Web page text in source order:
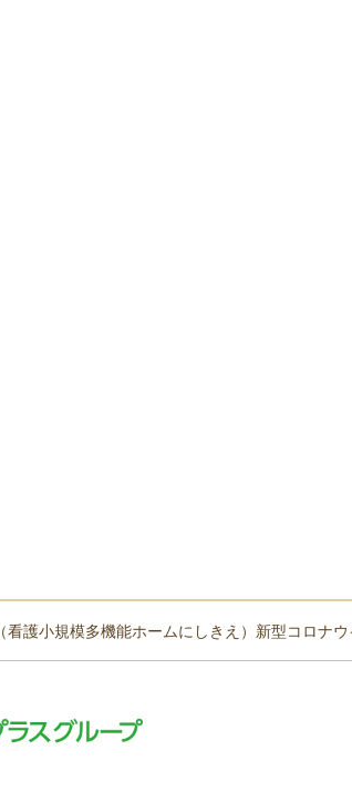
（看護小規模多機能ホームにしきえ）新型コロナ